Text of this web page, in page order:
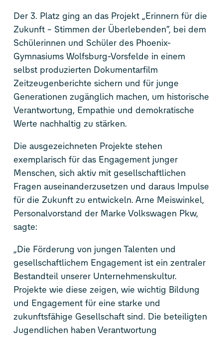
Der 3. Platz ging an das Projekt „Erinnern für die
Zukunft – Stimmen der Überlebenden“, bei dem
Schülerinnen und Schüler des Phoenix-
Gymnasiums Wolfsburg-Vorsfelde in einem
selbst produzierten Dokumentarfilm
Zeitzeugenberichte sichern und für junge
Generationen zugänglich machen, um historische
Verantwortung, Empathie und demokratische
Werte nachhaltig zu stärken.
Die ausgezeichneten Projekte stehen
exemplarisch für das Engagement junger
Menschen, sich aktiv mit gesellschaftlichen
Fragen auseinanderzusetzen und daraus Impulse
für die Zukunft zu entwickeln. Arne Meiswinkel,
Personalvorstand der Marke Volkswagen Pkw,
sagte:
„Die Förderung von jungen Talenten und
gesellschaftlichem Engagement ist ein zentraler
Bestandteil unserer Unternehmenskultur.
Projekte wie diese zeigen, wie wichtig Bildung
und Engagement für eine starke und
zukunftsfähige Gesellschaft sind. Die beteiligten
Jugendlichen haben Verantwortung